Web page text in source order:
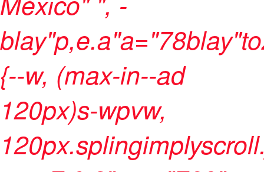
{--w, (max-in--ad
120px)s-wpvw,